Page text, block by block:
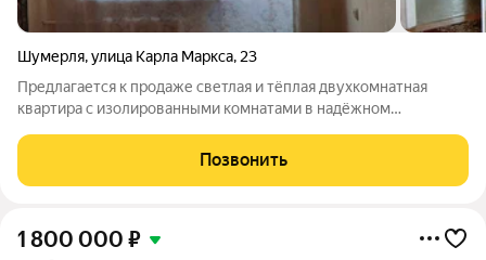
Шумерля,улица Карла Маркса, 23
Предлагается к продаже светлая и тёплая двухкомнатная
квартира с изолированными комнатами в надёжном
обеспечивает уют и комфорт для всей семьи. Ключевые
Позвонить
1 800 000 ₽